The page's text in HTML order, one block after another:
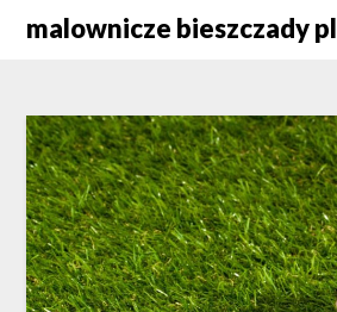
malownicze bieszczady pl